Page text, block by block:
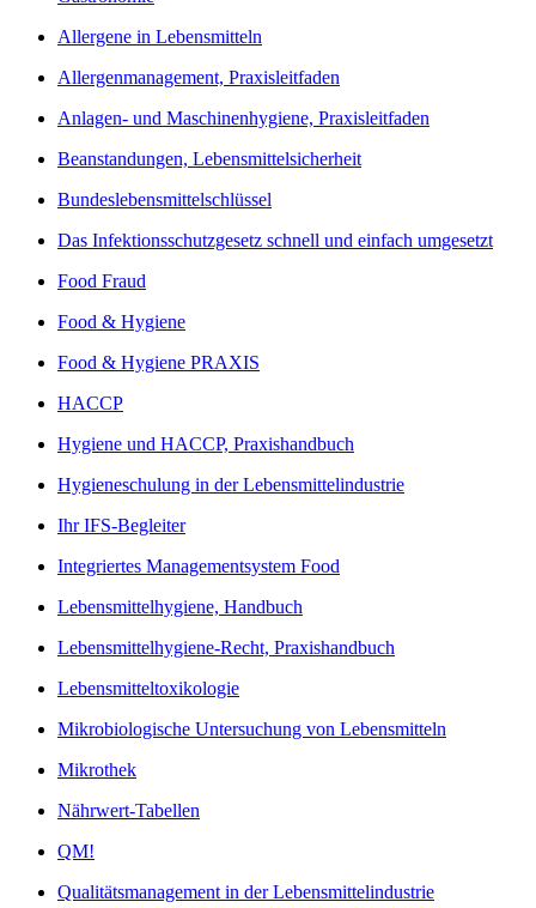
Allergene in Lebensmitteln
Allergenmanagement, Praxisleitfaden
Anlagen- und Maschinenhygiene, Praxisleitfaden
Beanstandungen, Lebensmittelsicherheit
Bundeslebensmittelschlüssel
Das Infektionsschutzgesetz schnell und einfach umgesetzt
Food Fraud
Food & Hygiene
Food & Hygiene PRAXIS
HACCP
Hygiene und HACCP, Praxishandbuch
Hygieneschulung in der Lebensmittelindustrie
Ihr IFS-Begleiter
Integriertes Managementsystem Food
Lebensmittelhygiene, Handbuch
Lebensmittelhygiene-Recht, Praxishandbuch
Lebensmitteltoxikologie
Mikrobiologische Untersuchung von Lebensmitteln
Mikrothek
Nährwert-Tabellen
QM!
Qualitätsmanagement in der Lebensmittelindustrie